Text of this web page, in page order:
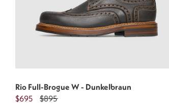
Rio Full-Brogue W - Dunkelbraun
$695
$895